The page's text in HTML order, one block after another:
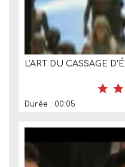
L'ART DU CASSAGE
Durée : 00:05